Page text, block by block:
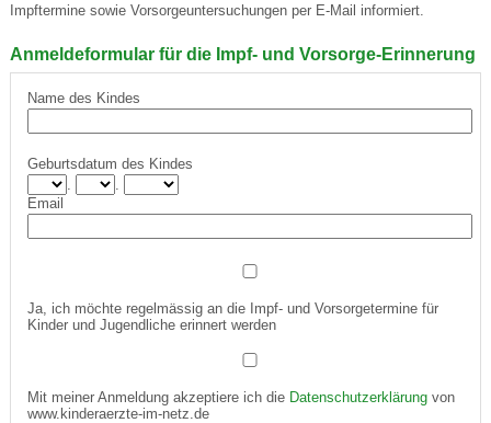
Impftermine sowie Vorsorgeuntersuchungen per E-Mail informiert.
Anmeldeformular für die Impf- und Vorsorge-Erinnerung
Name des Kindes
Geburtsdatum des Kindes
Email
Ja, ich möchte regelmässig an die Impf- und Vorsorgetermine für
Kinder und Jugendliche erinnert werden
Mit meiner Anmeldung akzeptiere ich die Datenschutzerklärungvon
www.kinderaerzte-im-netz.de